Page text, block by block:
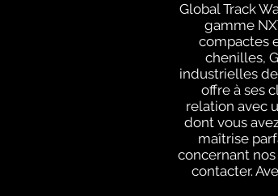
Global Track
gamme
compactes
chenilles,
industrielles
offre à ses
relation avec
dont vous
maîtrise
concernant
contacter.